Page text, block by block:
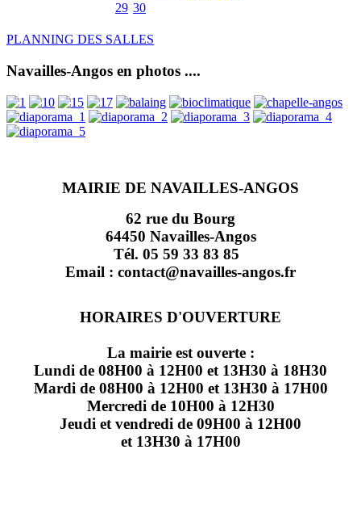
29 30
PLANNING DES SALLES
Navailles-Angos en photos ....
MAIRIE DE NAVAILLES-ANGOS
62 rue du Bourg
64450 Navailles-Angos
Tél. 05 59 33 83 85
Email : contact@navailles-angos.fr
HORAIRES D'OUVERTURE
La mairie est ouverte :
Lundi de 08H00 à 12H00 et 13H30 à 18H30
Mardi de 08H00 à 12H00 et 13H30 à 17H00
Mercredi de 10H00 à 12H30
Jeudi et vendredi de 09H00 à 12H00
et 13H30 à 17H00